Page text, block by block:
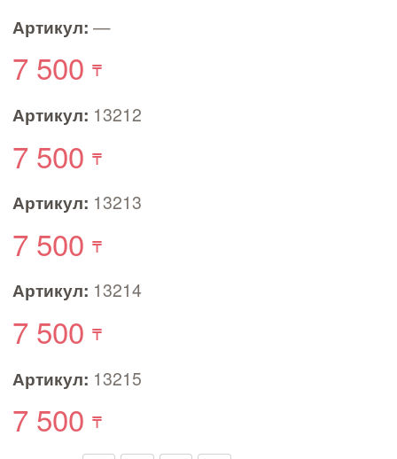
Артикул: —
7 500
Артикул: 13212
7 500
Артикул: 13213
7 500
Артикул: 13214
7 500
Артикул: 13215
7 500